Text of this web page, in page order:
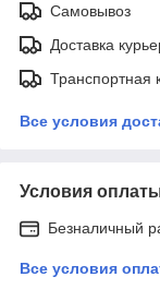
Самовывоз
Доставка
Транспортная
Все условия
Условия
Безналичный
Все условия